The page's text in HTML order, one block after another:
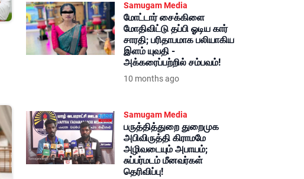
Samugam Media
மோட்டார் சைக்கிளை
மோதிவிட்டு தப்பி ஓடிய கார்
சாரதி; பரிதாபமாக பலியாகிய
இளம் யுவதி -
அக்கரைப்பற்றில் சம்பவம்!
10 months ago
Samugam Media
பருத்தித்துறை துறைமுக
அபிவிருத்தி கிராமமே
அழிவடையும் அபாயம்;
சுப்பர்மடம் மீனவர்கள்
தெரிவிப்பு!